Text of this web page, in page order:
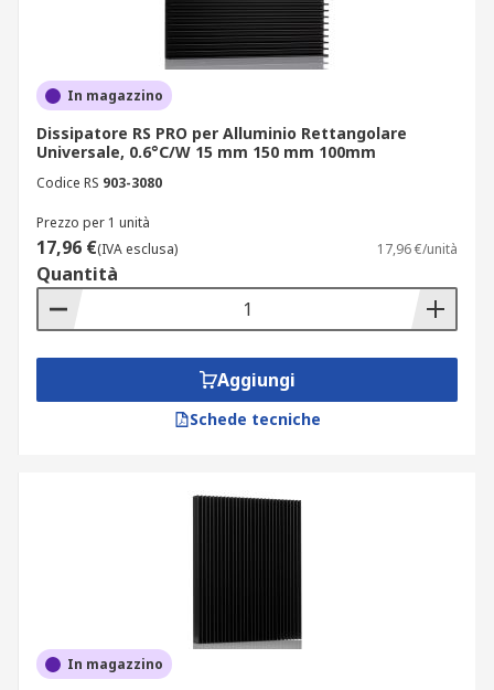
In magazzino
Dissipatore RS PRO per Alluminio Rettangolare
Universale, 0.6°C/W 15 mm 150 mm 100mm
Codice RS 903-3080
Prezzo per 1 unità
17,96 €(IVA esclusa) 17,96 €/unità
Quantità
Aggiungi
Schede tecniche
In magazzino